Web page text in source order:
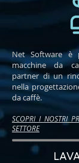
Net Software è
macchine da
partner di un
nella
da caffè.
SCOPRI I NOSTRI
SETTORE